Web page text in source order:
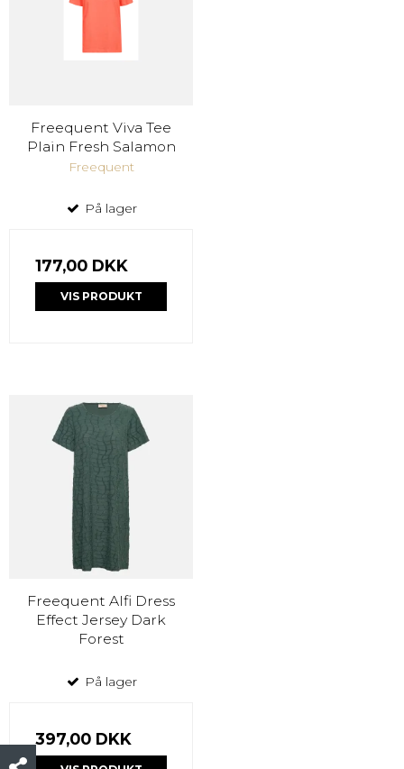
Freequent Viva Tee
Plain Fresh Salamon
Freequent
På lager
177,00 DKK
VIS PRODUKT
Freequent Alfi Dress
Effect Jersey Dark
Forest
På lager
397,00 DKK